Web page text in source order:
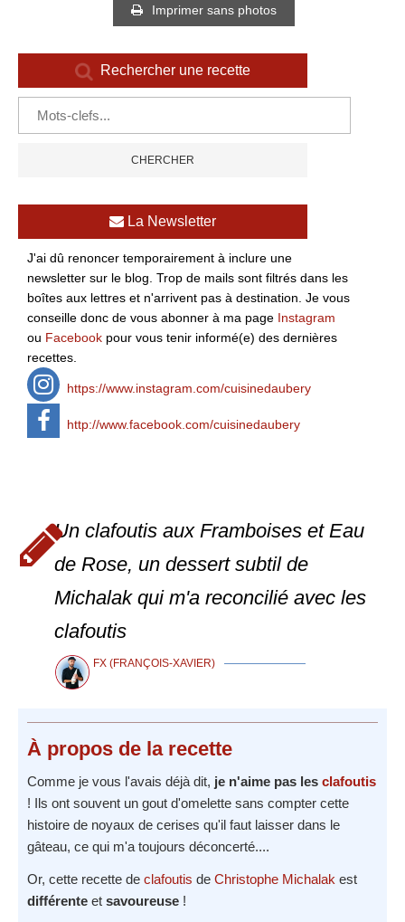
Imprimer sans photos
Rechercher une recette
La Newsletter
J'ai dû renoncer temporairement à inclure une
newsletter sur le blog. Trop de mails sont filtrés dans les
boîtes aux lettres et n'arrivent pas à destination. Je vous
conseille donc de vous abonner à ma page Instagram
ou Facebook pour vous tenir informé(e) des dernières
recettes.
https://www.instagram.com/cuisinedaubery
http://www.facebook.com/cuisinedaubery
Un clafoutis aux Framboises et Eau
de Rose, un dessert subtil de
Michalak qui m'a reconcilié avec les
clafoutis
FX (FRANÇOIS-XAVIER)
À propos de la recette
Comme je vous l'avais déjà dit, je n'aime pas les clafoutis
! Ils ont souvent un gout d'omelette sans compter cette
histoire de noyaux de cerises qu'il faut laisser dans le
gâteau, ce qui m'a toujours déconcerté....
Or, cette recette de clafoutis de Christophe Michalak est
différente et savoureuse !